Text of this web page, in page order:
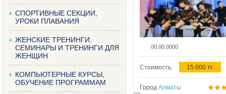
СПОРТИВНЫЕ СЕКЦИИ,
УРОКИ ПЛАВАНИЯ
ЖЕНСКИЕ ТРЕНИНГИ.
СЕМИНАРЫ И ТРЕНИНГИ ДЛЯ
ЖЕНЩИН
КОМПЬЮТЕРНЫЕ КУРСЫ,
ОБУЧЕНИЕ ПРОГРАММАМ
00.00.0000
Стоимость: 15 000 тг.
Город Алматы